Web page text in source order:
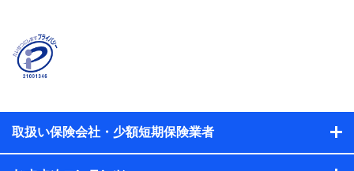
当社又は株式会社NTTドコモが提供する保険関連サービスに
おけるユーザ登録受付および管理のため
当社又は株式会社NTTドコモと取引のあるもしくは委託を受
れらに付帯、関連する当社、株式会社NTTドコモおよび提携
会社のサービスを案内、提供するため
取扱い保険会社・少額短期保険業者